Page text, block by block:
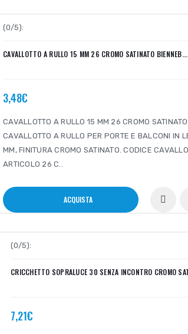
(0/5):
CAVALLOTTO A RULLO 15 MM 26 CROMO SATINATO BIENNEB...
3,48€
CAVALLOTTO A RULLO 15 MM 26 CROMO
CAVALLOTTO A RULLO PER PORTE E BALCONI IN
MM, FINITURA CROMO SATINATO. CODICE
ARTICOLO 26 C..
ACQUISTA
(0/5):
CRICCHETTO SOPRALUCE 30 SENZA INCONTRO CROMO
7,21€